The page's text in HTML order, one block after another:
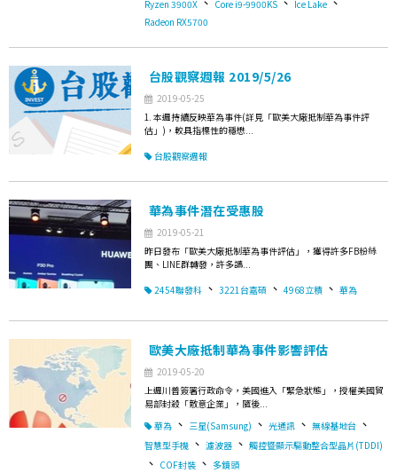
Ryzen 3900X Core i9-9900KS Ice Lake
Radeon RX5700
台股觀察週報 2019/5/26
2019-05-25
1. 本週持續反映華為事件(詳見「歐美大廠抵制華為事件評
估」)，較具指標性的穩懋...
台股觀察週報
華為事件潛在受惠股
2019-05-21
昨日發布「歐美大廠抵制華為事件評估」，獲得許多FB粉絲
團、LINE群轉發，許多讀...
2454聯發科 、 3221台嘉碩 、 4968立積 、 華為
歐美大廠抵制華為事件影響評估
2019-05-20
上週川普簽署行政命令，美國進入「緊急狀態」，授權美國貿
易部封殺「敵意企業」，隨後...
華為 、 三星(Samsung) 、 光通訊 、 無線基地台 、
智慧型手機 、 濾波器 、 觸控暨顯示驅動整合型晶片(TDDI)
、 COF封裝 、 多鏡頭